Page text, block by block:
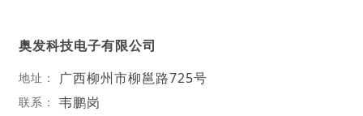
奥发科技电子有限公司
地址： 广西柳州市柳邕路725号
联系： 韦鹏岗